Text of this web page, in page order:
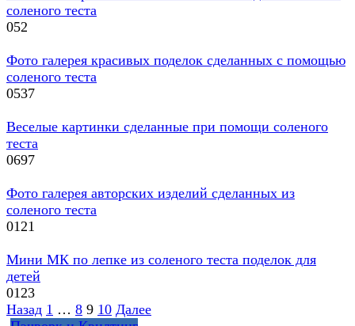
соленого теста
052
Фото галерея красивых поделок сделанных с помощью
соленого теста
0537
Веселые картинки сделанные при помощи соленого
теста
0697
Фото галерея авторских изделий сделанных из
соленого теста
0121
Мини МК по лепке из соленого теста поделок для
детей
0123
Навигация
Назад 1 … 8 9 10 Далее